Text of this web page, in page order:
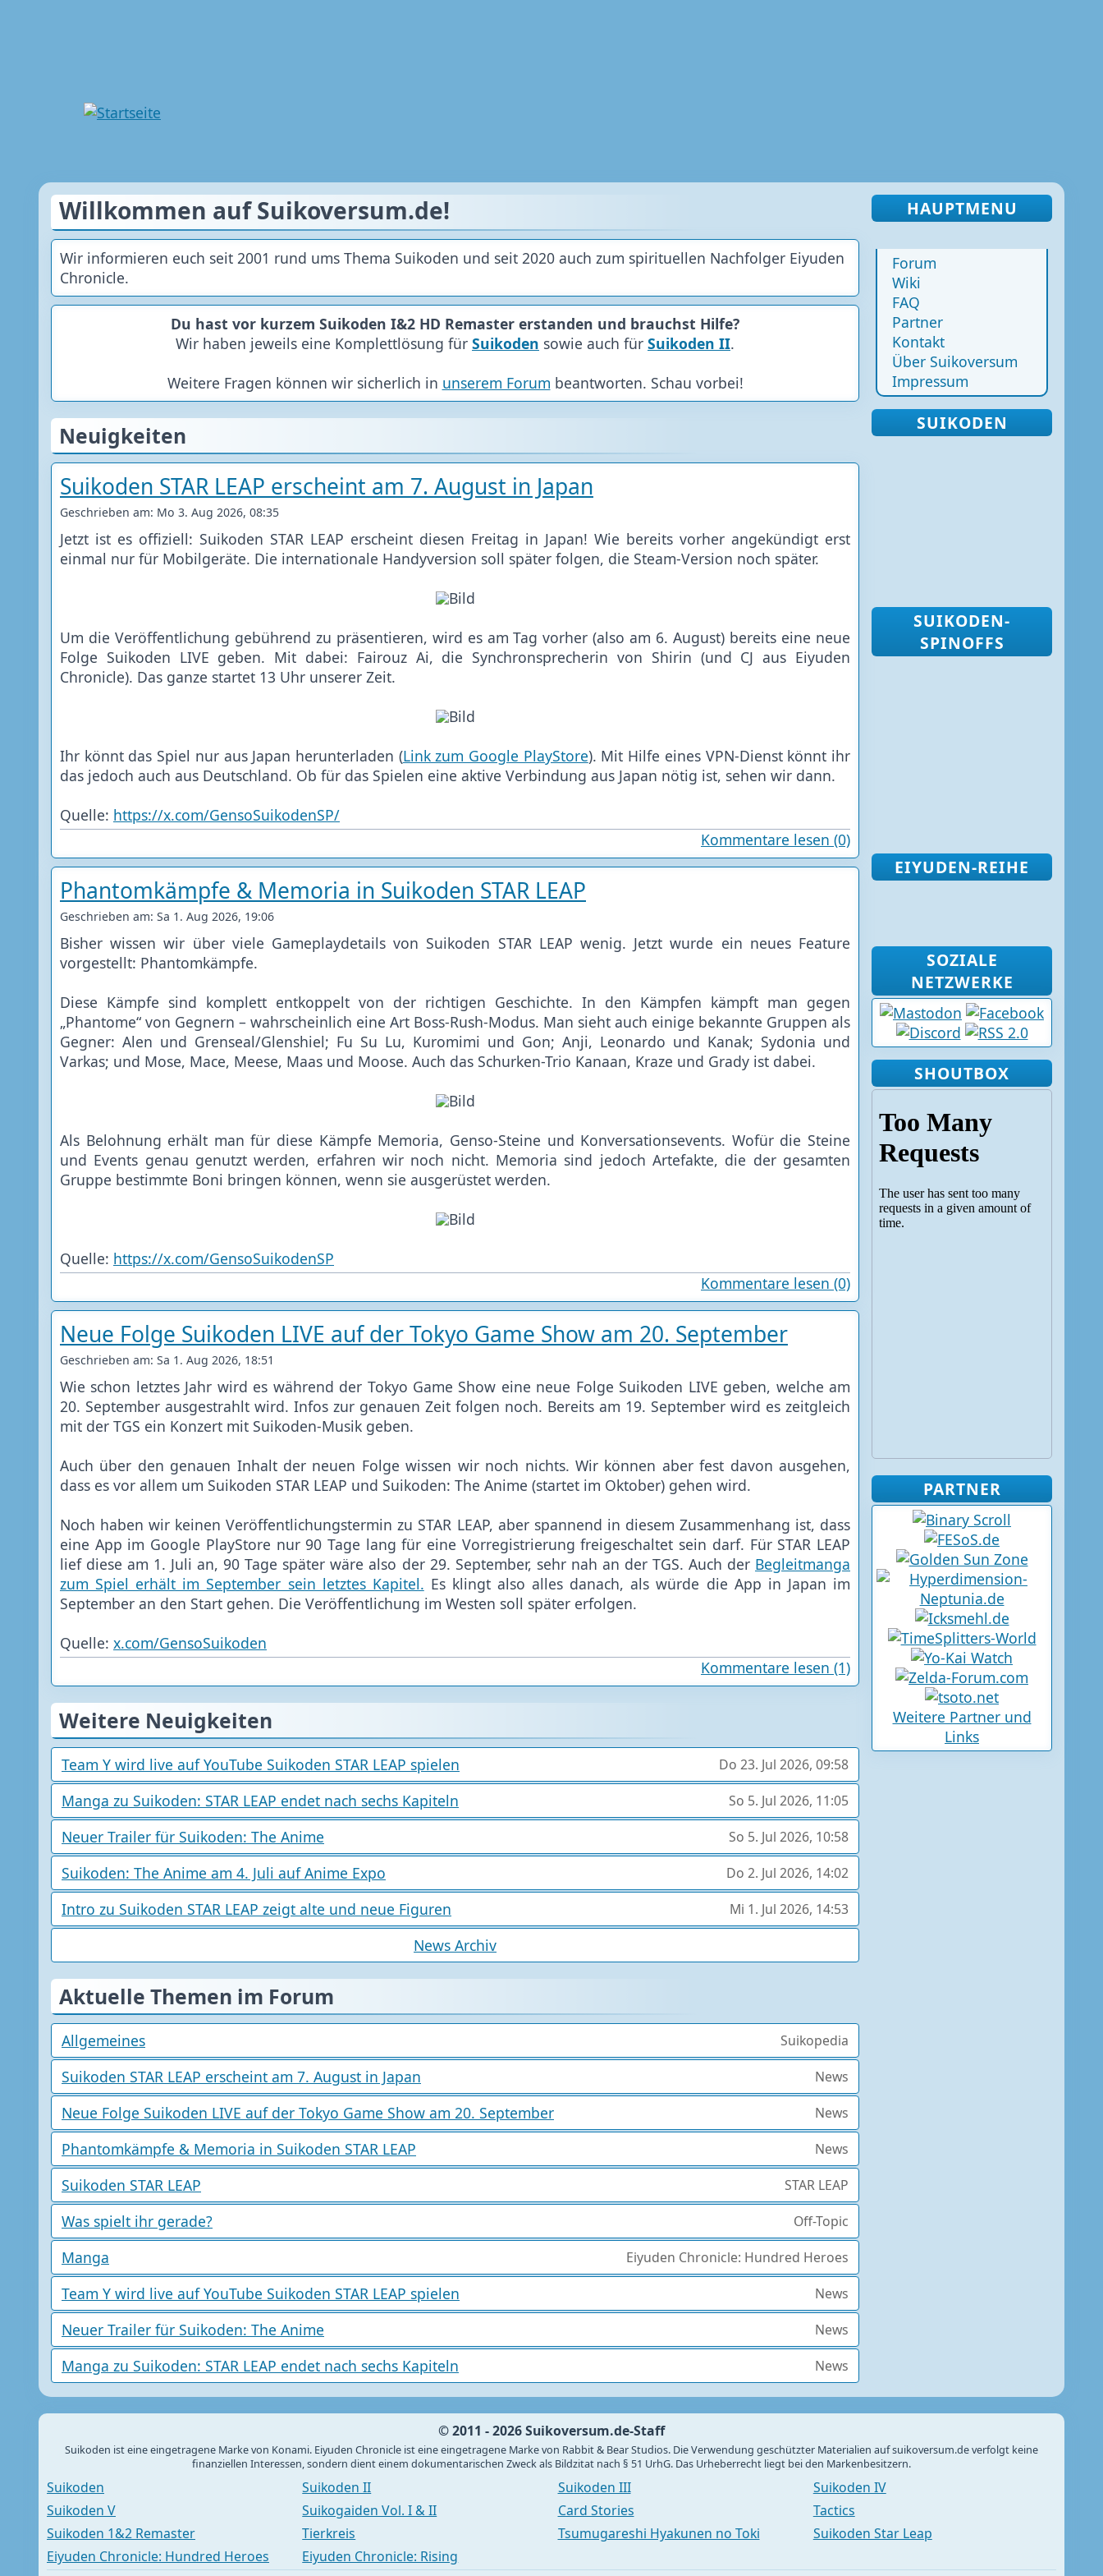
Willkommen auf Suikoversum.de!
Wir informieren euch seit 2001 rund ums Thema Suikoden und seit 2020 auch zum spirituellen Nachfolger Eiyuden
Chronicle.
Du hast vor kurzem Suikoden I&2 HD Remaster erstanden und brauchst Hilfe?
Wir haben jeweils eine Komplettlösung für Suikoden sowie auch für Suikoden II.
Weitere Fragen können wir sicherlich in unserem Forum beantworten. Schau vorbei!
Neuigkeiten
Suikoden STAR LEAP erscheint am 7. August in Japan
Geschrieben am: Mo 3. Aug 2026, 08:35
Jetzt ist es offiziell: Suikoden STAR LEAP erscheint diesen Freitag in Japan! Wie bereits vorher angekündigt erst
einmal nur für Mobilgeräte. Die internationale Handyversion soll später folgen, die Steam-Version noch später.
Um die Veröffentlichung gebührend zu präsentieren, wird es am Tag vorher (also am 6. August) bereits eine neue
Folge Suikoden LIVE geben. Mit dabei: Fairouz Ai, die Synchronsprecherin von Shirin (und CJ aus Eiyuden
Chronicle). Das ganze startet 13 Uhr unserer Zeit.
Ihr könnt das Spiel nur aus Japan herunterladen (Link zum Google PlayStore). Mit Hilfe eines VPN-Dienst könnt ihr
das jedoch auch aus Deutschland. Ob für das Spielen eine aktive Verbindung aus Japan nötig ist, sehen wir dann.
Quelle: https://x.com/GensoSuikodenSP/
Kommentare lesen (0)
Phantomkämpfe & Memoria in Suikoden STAR LEAP
Geschrieben am: Sa 1. Aug 2026, 19:06
Bisher wissen wir über viele Gameplaydetails von Suikoden STAR LEAP wenig. Jetzt wurde ein neues Feature
vorgestellt: Phantomkämpfe.
Diese Kämpfe sind komplett entkoppelt von der richtigen Geschichte. In den Kämpfen kämpft man gegen
„Phantome“ von Gegnern – wahrscheinlich eine Art Boss-Rush-Modus. Man sieht auch einige bekannte Gruppen als
Gegner: Alen und Grenseal/Glenshiel; Fu Su Lu, Kuromimi und Gon; Anji, Leonardo und Kanak; Sydonia und
Varkas; und Mose, Mace, Meese, Maas und Moose. Auch das Schurken-Trio Kanaan, Kraze und Grady ist dabei.
Als Belohnung erhält man für diese Kämpfe Memoria, Genso-Steine und Konversationsevents. Wofür die Steine
und Events genau genutzt werden, erfahren wir noch nicht. Memoria sind jedoch Artefakte, die der gesamten
Gruppe bestimmte Boni bringen können, wenn sie ausgerüstet werden.
Quelle: https://x.com/GensoSuikodenSP
Kommentare lesen (0)
Neue Folge Suikoden LIVE auf der Tokyo Game Show am 20. September
Geschrieben am: Sa 1. Aug 2026, 18:51
Wie schon letztes Jahr wird es während der Tokyo Game Show eine neue Folge Suikoden LIVE geben, welche am
20. September ausgestrahlt wird. Infos zur genauen Zeit folgen noch. Bereits am 19. September wird es zeitgleich
mit der TGS ein Konzert mit Suikoden-Musik geben.
Auch über den genauen Inhalt der neuen Folge wissen wir noch nichts. Wir können aber fest davon ausgehen,
dass es vor allem um Suikoden STAR LEAP und Suikoden: The Anime (startet im Oktober) gehen wird.
Noch haben wir keinen Veröffentlichungstermin zu STAR LEAP, aber spannend in diesem Zusammenhang ist, dass
eine App im Google PlayStore nur 90 Tage lang für eine Vorregistrierung freigeschaltet sein darf. Für STAR LEAP
lief diese am 1. Juli an, 90 Tage später wäre also der 29. September, sehr nah an der TGS. Auch der Begleitmanga
zum Spiel erhält im September sein letztes Kapitel. Es klingt also alles danach, als würde die App in Japan im
September an den Start gehen. Die Veröffentlichung im Westen soll später erfolgen.
Quelle: x.com/GensoSuikoden
Kommentare lesen (1)
Weitere Neuigkeiten
Do 23. Jul 2026, 09:58
Team Y wird live auf YouTube Suikoden STAR LEAP spielen
So 5. Jul 2026, 11:05
Manga zu Suikoden: STAR LEAP endet nach sechs Kapiteln
So 5. Jul 2026, 10:58
Neuer Trailer für Suikoden: The Anime
Do 2. Jul 2026, 14:02
Suikoden: The Anime am 4. Juli auf Anime Expo
Mi 1. Jul 2026, 14:53
Intro zu Suikoden STAR LEAP zeigt alte und neue Figuren
News Archiv
Aktuelle Themen im Forum
Suikopedia
Allgemeines
News
Suikoden STAR LEAP erscheint am 7. August in Japan
News
Neue Folge Suikoden LIVE auf der Tokyo Game Show am 20. September
News
Phantomkämpfe & Memoria in Suikoden STAR LEAP
STAR LEAP
Suikoden STAR LEAP
Off-Topic
Was spielt ihr gerade?
Eiyuden Chronicle: Hundred Heroes
Manga
News
Team Y wird live auf YouTube Suikoden STAR LEAP spielen
News
Neuer Trailer für Suikoden: The Anime
News
Manga zu Suikoden: STAR LEAP endet nach sechs Kapiteln
HAUPTMENU
Forum
Wiki
FAQ
Partner
Kontakt
Über Suikoversum
Impressum
SUIKODEN
SUIKODEN-
SPINOFFS
EIYUDEN-REIHE
SOZIALE
NETZWERKE
SHOUTBOX
PARTNER
Weitere Partner und
Links
© 2011 - 2026 Suikoversum.de-Staff
Suikoden ist eine eingetragene Marke von Konami. Eiyuden Chronicle ist eine eingetragene Marke von Rabbit & Bear Studios. Die Verwendung geschützter Materialien auf suikoversum.de verfolgt keine
finanziellen Interessen, sondern dient einem dokumentarischen Zweck als Bildzitat nach § 51 UrhG. Das Urheberrecht liegt bei den Markenbesitzern.
Suikoden Suikoden II Suikoden III
Suikoden IV
Suikoden V
Suikogaiden Vol. I & II Card Stories
Tactics
Suikoden 1&2 Remaster
Tierkreis Tsumugareshi Hyakunen no Toki
Suikoden Star Leap
Eiyuden Chronicle: Hundred Heroes
Eiyuden Chronicle: Rising